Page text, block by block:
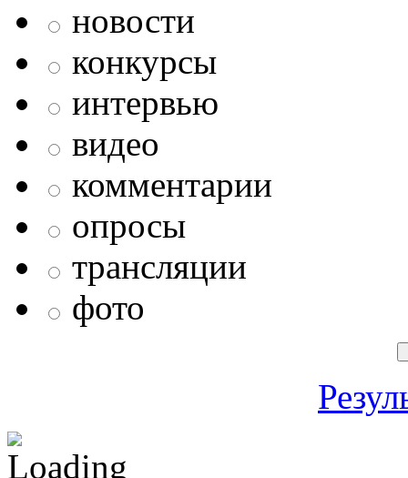
новости
конкурсы
интервью
видео
комментарии
опросы
трансляции
фото